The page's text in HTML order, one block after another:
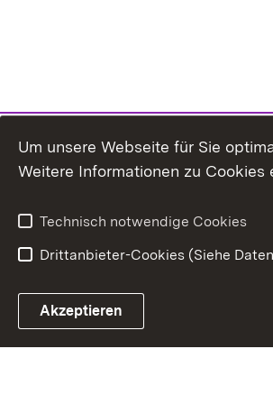
Um unsere Webseite für Sie
Weitere Informationen zu Cookies
Technisch notwendige Cookies
Drittanbieter-Cookies (Siehe
Akzeptieren